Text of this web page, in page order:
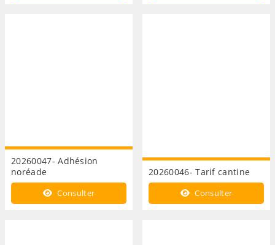
20260047- Adhésion
noréade
Consulter
20260046- Tarif cantine
Consulter